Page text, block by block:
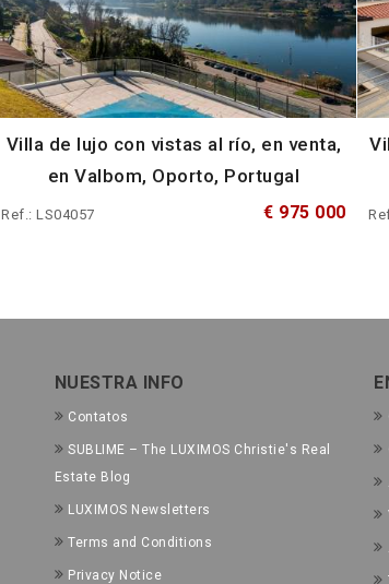
Villa de lujo con vistas al río, en venta,
en Valbom, Oporto, Portugal
Ref.: LS04057 € 975 000
NUESTRA INFO
Contatos
SUBLIME – The LUXIMOS Christie's Real
Estate Blog
LUXIMOS Newsletters
Terms and Conditions
Privacy Notice